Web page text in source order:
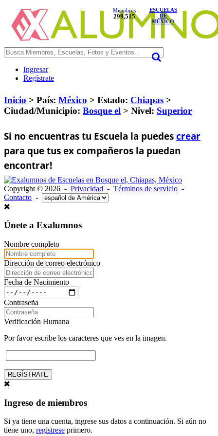
Miembros
299,515
ESCUELAS
DE
MÉXICO
Ingresar
Regístrate
Inicio > País: México > Estado: Chiapas >
Ciudad/Municipio: Bosque el > Nivel: Superior
Si no encuentras tu Escuela la puedescrear
para que tus ex compañeros la puedan
encontrar!
Copyright © 2026 - Privacidad - Términos de servicio -
Contacto -
Únete a Exalumnos
Nombre completo
Dirección de correo electrónico
Fecha de Nacimiento
Contraseña
Verificación Humana
Por favor escribe los caracteres que ves en la imagen.
REGÍSTRATE
Ingreso de miembros
Si ya tiene una cuenta, ingrese sus datos a continuación. Si aún no
tiene uno, regístrese primero.